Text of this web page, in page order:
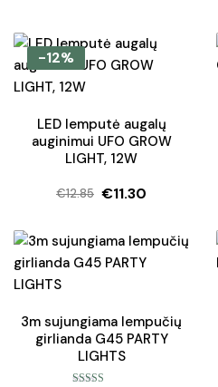
-12%
LED lemputė augalų
auginimui UFO GROW
LIGHT, 12W
€12.85
Original
was:
€12.85.
€11.30
Current
is:
€11.30.
3m sujungiama lempučių
girlianda G45 PARTY
LIGHTS